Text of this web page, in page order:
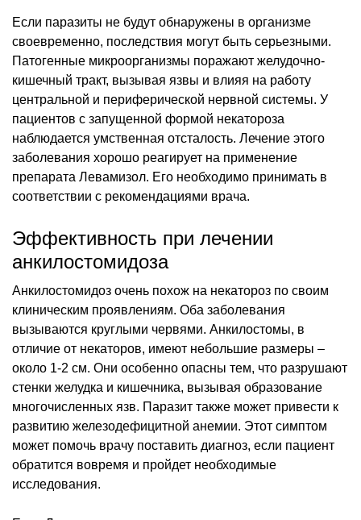
Если паразиты не будут обнаружены в организме
своевременно, последствия могут быть серьезными.
Патогенные микроорганизмы поражают желудочно-
кишечный тракт, вызывая язвы и влияя на работу
центральной и периферической нервной системы. У
пациентов с запущенной формой некатороза
наблюдается умственная отсталость. Лечение этого
заболевания хорошо реагирует на применение
препарата Левамизол. Его необходимо принимать в
соответствии с рекомендациями врача.
Эффективность при лечении
анкилостомидоза
Анкилостомидоз очень похож на некатороз по своим
клиническим проявлениям. Оба заболевания
вызываются круглыми червями. Анкилостомы, в
отличие от некаторов, имеют небольшие размеры –
около 1-2 см. Они особенно опасны тем, что разрушают
стенки желудка и кишечника, вызывая образование
многочисленных язв. Паразит также может привести к
развитию железодефицитной анемии. Этот симптом
может помочь врачу поставить диагноз, если пациент
обратится вовремя и пройдет необходимые
исследования.